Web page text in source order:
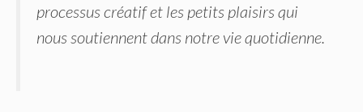
processus créatif et les petits plaisirs qui
nous soutiennent dans notre vie quotidienne.